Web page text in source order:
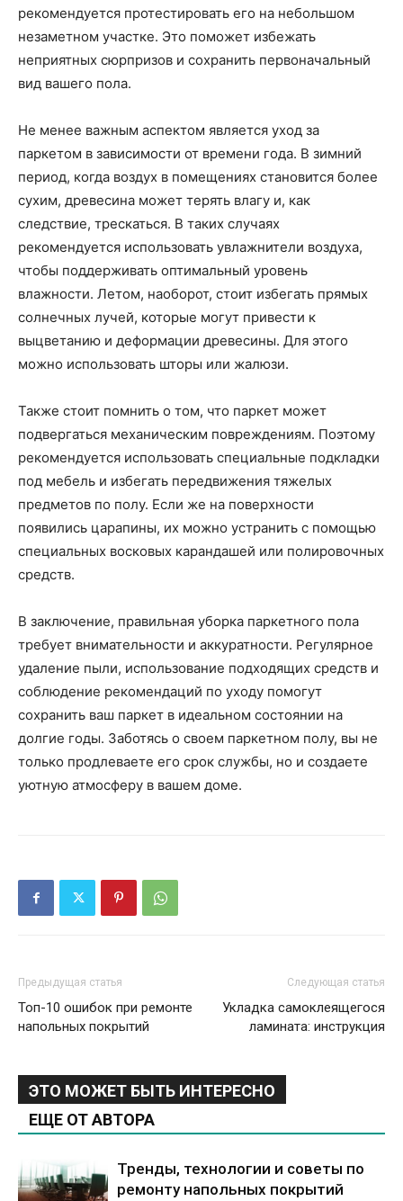
рекомендуется протестировать его на небольшом
незаметном участке. Это поможет избежать
неприятных сюрпризов и сохранить первоначальный
вид вашего пола.
Не менее важным аспектом является уход за
паркетом в зависимости от времени года. В зимний
период, когда воздух в помещениях становится более
сухим, древесина может терять влагу и, как
следствие, трескаться. В таких случаях
рекомендуется использовать увлажнители воздуха,
чтобы поддерживать оптимальный уровень
влажности. Летом, наоборот, стоит избегать прямых
солнечных лучей, которые могут привести к
выцветанию и деформации древесины. Для этого
можно использовать шторы или жалюзи.
Также стоит помнить о том, что паркет может
подвергаться механическим повреждениям. Поэтому
рекомендуется использовать специальные подкладки
под мебель и избегать передвижения тяжелых
предметов по полу. Если же на поверхности
появились царапины, их можно устранить с помощью
специальных восковых карандашей или полировочных
средств.
В заключение, правильная уборка паркетного пола
требует внимательности и аккуратности. Регулярное
удаление пыли, использование подходящих средств и
соблюдение рекомендаций по уходу помогут
сохранить ваш паркет в идеальном состоянии на
долгие годы. Заботясь о своем паркетном полу, вы не
только продлеваете его срок службы, но и создаете
уютную атмосферу в вашем доме.
Предыдущая статья
Топ-10 ошибок при ремонте
напольных покрытий
Следующая статья
Укладка самоклеящегося
ламината: инструкция
ЭТО МОЖЕТ БЫТЬ ИНТЕРЕСНО
ЕЩЕ ОТ АВТОРА
Тренды, технологии и советы по
ремонту напольных покрытий